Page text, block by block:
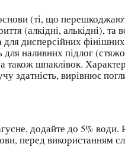
(ті, що
(алкідні, алькідні), та
дисперсійних
наливних підлог
шпаклівок.
здатність, вирівнює
додайте до 5% води.
перед використанням